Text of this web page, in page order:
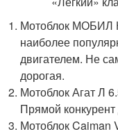
Мотоблок МОБИЛ
наиболее
двигателем. Не
дорогая.
Мотоблок Агат Л
Прямой
Мотоблок Caiman